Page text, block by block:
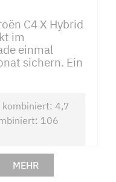
C4 X Hybrid
im
einmal
sichern. Ein
kombiniert: 4,7
106
MEHR